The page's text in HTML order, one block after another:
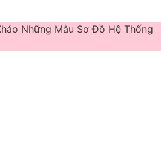
Những Mẫu Sơ Đồ Hệ Thống